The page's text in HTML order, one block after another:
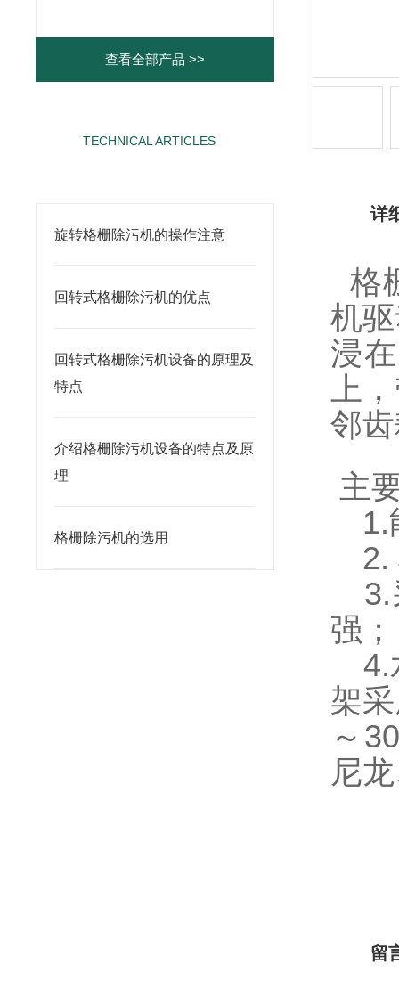
查看全部产品 >>
TECHNICAL ARTICLES
旋转格栅除污机的操作注意
回转式格栅除污机的优点
回转式格栅除污机设备的原理及
特点
介绍格栅除污机设备的特点及原
理
格栅除污机的选用
详
格
机
浸
上
邻
主
1.
2.
3.
强；
4.
架
～ 30
尼
留